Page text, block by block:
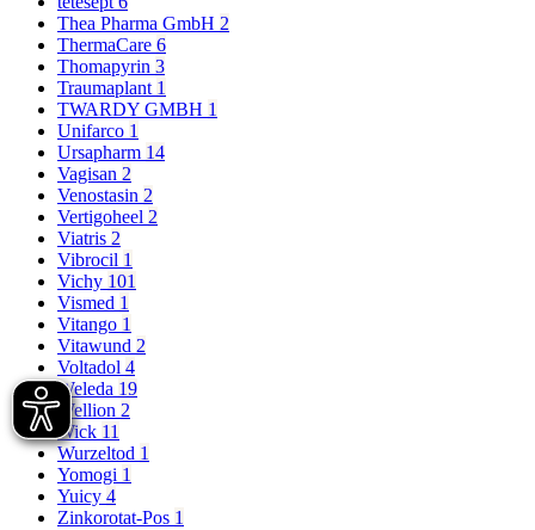
Thea Pharma GmbH 2
ThermaCare 6
Thomapyrin 3
Traumaplant 1
TWARDY GMBH 1
Unifarco 1
Ursapharm 14
Vagisan 2
Venostasin 2
Vertigoheel 2
Viatris 2
Vibrocil 1
Vichy 101
Vismed 1
Vitango 1
Vitawund 2
Voltadol 4
Weleda 19
Wellion 2
Wick 11
Wurzeltod 1
Yomogi 1
Yuicy 4
Zinkorotat-Pos 1